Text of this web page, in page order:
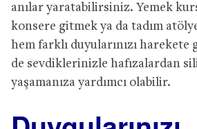
anılar yaratabilirsiniz. Yemek
konsere gitmek ya da tadım
hem farklı duyularınızı
de sevdiklerinizle hafızalardan
yaşamanıza yardımcı olabilir.